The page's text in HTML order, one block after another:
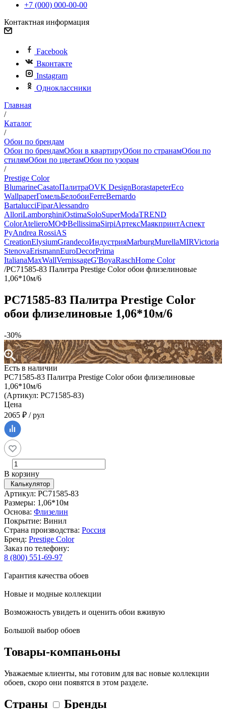
+7 (000) 000-00-00
Контактная информация
Facebook
Вконтакте
Instagram
Одноклассники
Главная
/
Каталог
/
Обои по брендам
Обои по брендамОбои в квартируОбои по странамОбои по
стилямОбои по цветамОбои по узорам
/
Prestige Color
BlumarineCasatoПалитраOVK DesignBorastapeterEco
WallpaperГомельБелобоиFerreBernardo
BartalucciFiparAlessandro
AlloriLamborghiniOstimaSoloSuperModaTREND
ColorAtelieroМОФBellissimaSirpiАртексМаякпринтАспект
РуAndrea RossiAS
CreationElysiumGrandecoИндустрияMarburgMurellaMIRVictoria
StenovaErismannEuroDecorPrima
ItalianaMaxWallVernissageG'BoyaRaschHome Color
/PC71585-83 Палитра Prestige Color обои флизелиновые
1,06*10м/6
PC71585-83 Палитра Prestige Color
обои флизелиновые 1,06*10м/6
-30%
Есть в наличии
PC71585-83 Палитра Prestige Color обои флизелиновые
1,06*10м/6
(Артикул: PC71585-83)
Цена
2065 ₽ / рул
В корзину
Калькулятор
Артикул: PC71585-83
Размеры: 1,06*10м
Основа: Флизелин
Покрытие: Винил
Страна производства: Россия
Бренд: Prestige Color
Заказ по телефону:
8 (800) 551-69-97
Гарантия качества обоев
Новые и модные коллекции
Возможность увидеть и оценить обои вживую
Большой выбор обоев
Товары-компаньоны
Уважаемые клиенты, мы готовим для вас новые коллекции
обоев, скоро они появятся в этом разделе.
Страны Бренды